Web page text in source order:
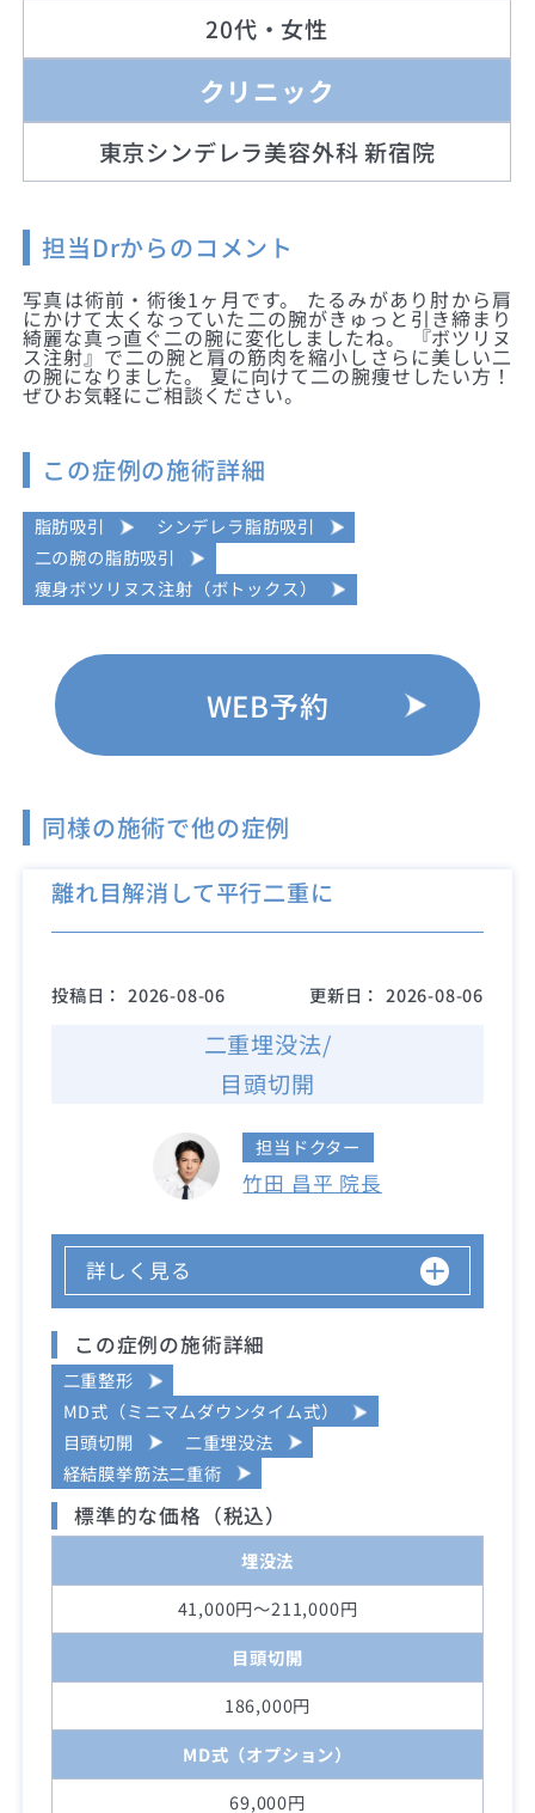
20代・女性
クリニック
東京シンデレラ美容外科 新宿院
担当Drからのコメント
写真は術前・術後1ヶ月です。 たるみがあり肘から肩
にかけて太くなっていた二の腕がきゅっと引き締まり
綺麗な真っ直ぐ二の腕に変化しましたね。 『ボツリヌ
ス注射』で二の腕と肩の筋肉を縮小しさらに美しい二
の腕になりました。 夏に向けて二の腕痩せしたい方！
ぜひお気軽にご相談ください。
この症例の施術詳細
脂肪吸引
シンデレラ脂肪吸引
二の腕の脂肪吸引
痩身ボツリヌス注射（ボトックス）
WEB予約
同様の施術で他の症例
離れ目解消して平行二重に
投稿日： 2026-08-06 更新日： 2026-08-06
二重埋没法/
目頭切開
担当ドクター
竹田 昌平 院長
詳しく見る
この症例の施術詳細
二重整形
MD式（ミニマムダウンタイム式）
目頭切開
二重埋没法
経結膜挙筋法二重術
標準的な価格（税込）
埋没法
41,000円～211,000円
目頭切開
186,000円
MD式（オプション）
69,000円